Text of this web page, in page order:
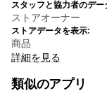
スタッフと協力者のデー
ストアオーナー
ストアデータを表示:
商品
詳細を見る
類似のアプリ